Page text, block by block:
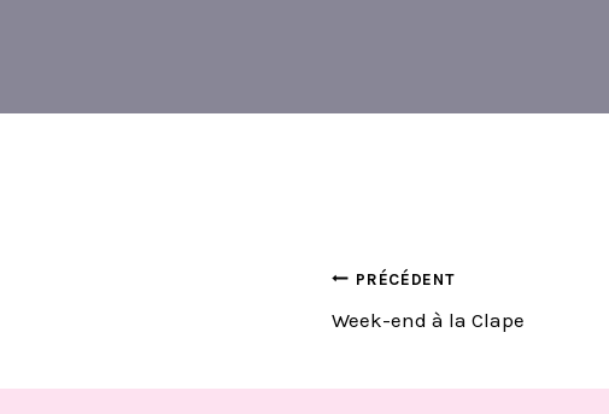
NAVIGATION
DE
PRÉCÉDENT
Week-end à la Clape